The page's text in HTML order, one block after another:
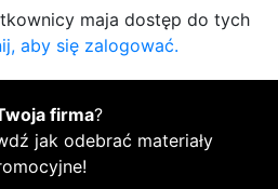
maja dostęp do tych
aby się zalogować.
firma?
jak odebrać materiały